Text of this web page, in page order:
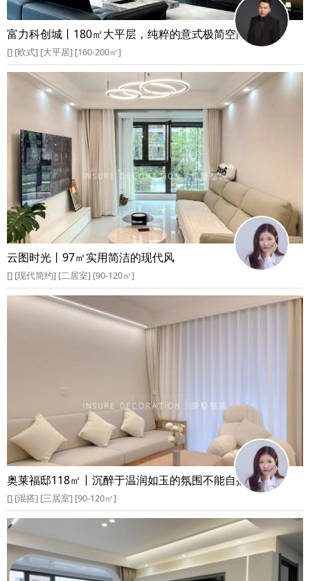
富力科创城丨180㎡大平层，纯粹的意式极简空间
[] [欧式] [大平居] [160-200㎡]
云图时光丨97㎡实用简洁的现代风
[] [现代简约] [二居室] [90-120㎡]
奥莱福邸118㎡丨沉醉于温润如玉的氛围不能自拔
[] [混搭] [三居室] [90-120㎡]